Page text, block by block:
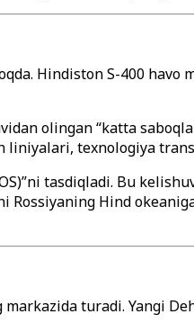
Hindiston S-400
olingan “katta
texnologiya
tasdiqladi. Bu
Hind
turadi. Yangi